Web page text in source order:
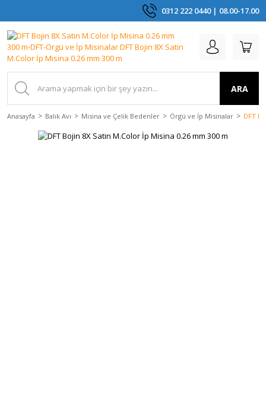
0312 222 0440 | 08.00-17.00
ARA
Anasayfa Balık Avı Misina ve Çelik Bedenler Örgü ve İp Misinalar DFT